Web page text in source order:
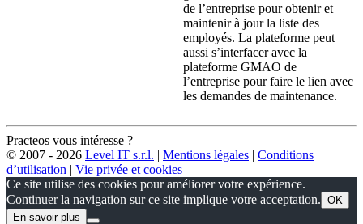
de l’entreprise pour obtenir et
maintenir à jour la liste des
employés. La plateforme peut
aussi s’interfacer avec la
plateforme GMAO de
l’entreprise pour faire le lien avec
les demandes de maintenance.
Practeos vous intéresse ?
© 2007 - 2026 Level IT s.r.l. | Mentions légales | Conditions
d’utilisation | Vie privée et cookies
Ce site utilise des cookies pour améliorer votre expérience.
Continuer la navigation sur ce site implique votre acceptation. OK
En savoir plus